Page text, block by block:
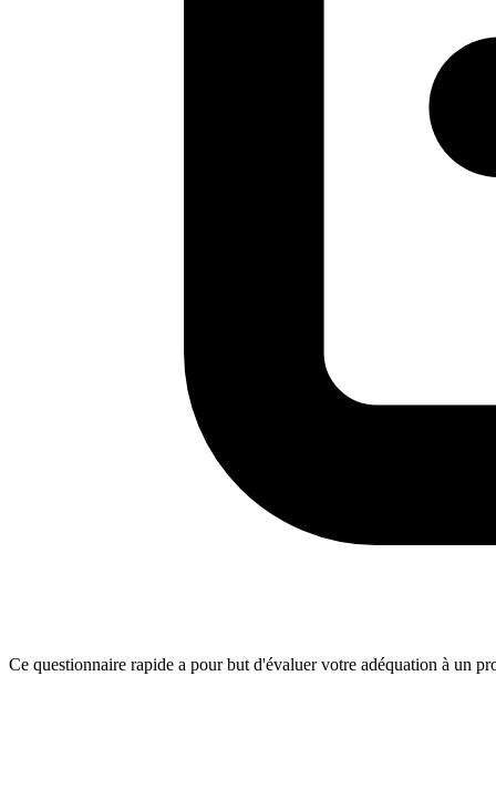
Ce questionnaire rapide a pour but d'évaluer votre adéquation à un